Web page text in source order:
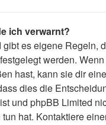
ich verwarnt?
gibt es eigene Regeln,
werden.
hast, kann sie dir
dies die
und phpBB Limited
hat. Kontaktiere